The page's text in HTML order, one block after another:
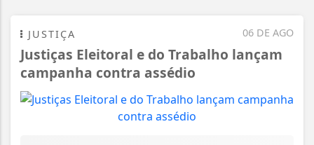
06 DE AGO
JUSTIÇA
Justiças Eleitoral e do Trabalho lançam
campanha contra assédio